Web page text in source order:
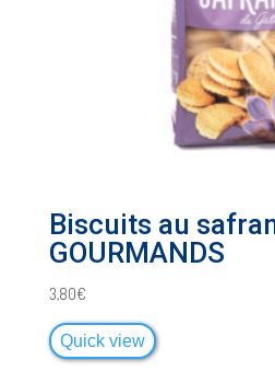
Biscuits au
GOURMANDS
3,80€
Quick view